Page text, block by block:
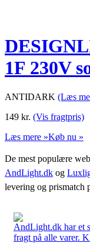
1F 230V
ANTIDARK (Læs
149 kr. (Vis fragtpris)
Læs mere »Køb nu »
De mest populære
AndLight.dk og
levering og prismatch
AndLight.dk har et
fragt på alle varer.